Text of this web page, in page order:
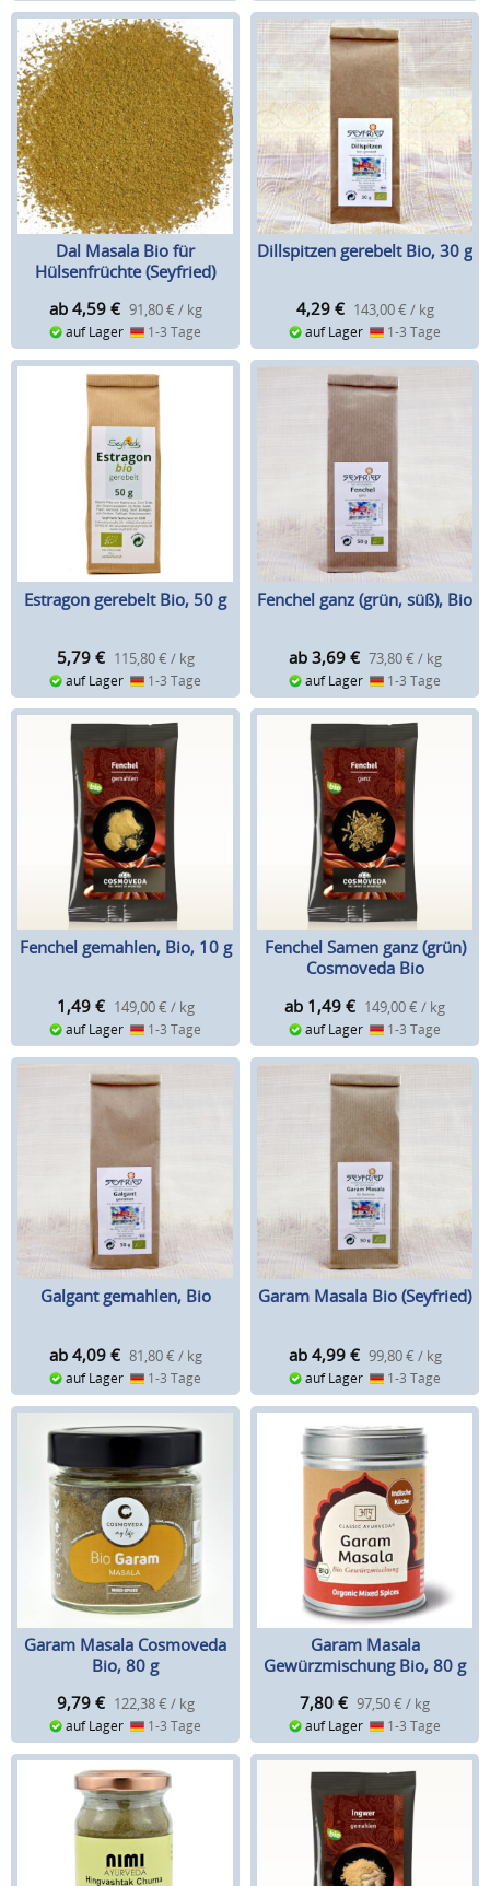
Dal Masala Bio für
Hülsenfrüchte (Seyfried)
ab 4,59 € 91,80 € / kg
auf Lager 1-3 Tage
Dillspitzen gerebelt Bio, 30 g
4,29 € 143,00 € / kg
auf Lager 1-3 Tage
Estragon gerebelt Bio, 50 g
5,79 € 115,80 € / kg
auf Lager 1-3 Tage
Fenchel ganz (grün, süß), Bio
ab 3,69 € 73,80 € / kg
auf Lager 1-3 Tage
Fenchel gemahlen, Bio, 10 g
1,49 € 149,00 € / kg
auf Lager 1-3 Tage
Fenchel Samen ganz (grün)
Cosmoveda Bio
ab 1,49 € 149,00 € / kg
auf Lager 1-3 Tage
Galgant gemahlen, Bio
ab 4,09 € 81,80 € / kg
auf Lager 1-3 Tage
Garam Masala Bio (Seyfried)
ab 4,99 € 99,80 € / kg
auf Lager 1-3 Tage
Garam Masala Cosmoveda
Bio, 80 g
9,79 € 122,38 € / kg
auf Lager 1-3 Tage
Garam Masala
Gewürzmischung Bio, 80 g
7,80 € 97,50 € / kg
auf Lager 1-3 Tage